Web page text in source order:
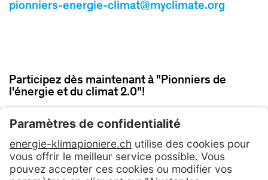
pionniers-energie-climat@myclimate.org
Participez dès maintenant à "Pionniers de
l'énergie et du climat 2.0"!
PARTICIPER MAINTENANT